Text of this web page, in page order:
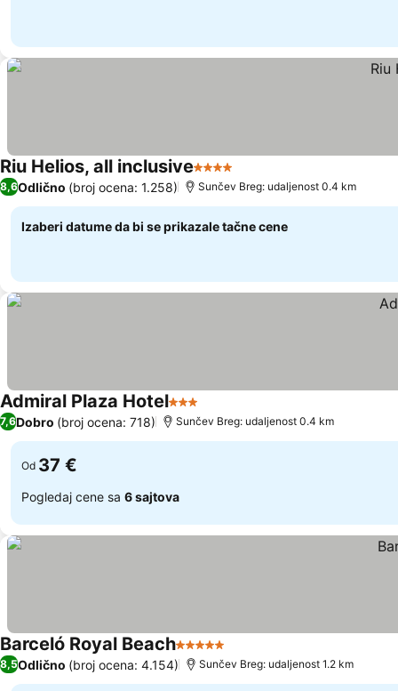
Riu Helios, all inclusive4 Zvezdice
8,6Odlično (broj ocena: 1.258) Sunčev Breg: udaljenost 0.4 km
Izaberi datume da bi se prikazale tačne cene
Admiral Plaza Hotel3 Zvezdice
7,6Dobro (broj ocena: 718) Sunčev Breg: udaljenost 0.4 km
Od 37 €
Pogledaj cene sa 6 sajtova
Barceló Royal Beach5 Zvezdice
8,5Odlično (broj ocena: 4.154) Sunčev Breg: udaljenost 1.2 km